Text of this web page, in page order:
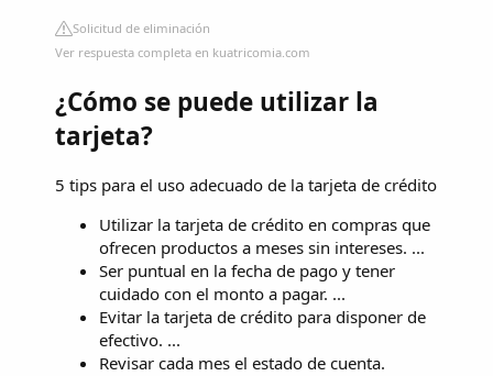
Solicitud de eliminación
Ver respuesta completa en kuatricomia.com
¿Cómo se puede utilizar la
tarjeta?
5 tips para el uso adecuado de la tarjeta de crédito
Utilizar la tarjeta de crédito en compras que
ofrecen productos a meses sin intereses. ...
Ser puntual en la fecha de pago y tener
cuidado con el monto a pagar. ...
Evitar la tarjeta de crédito para disponer de
efectivo. ...
Revisar cada mes el estado de cuenta.